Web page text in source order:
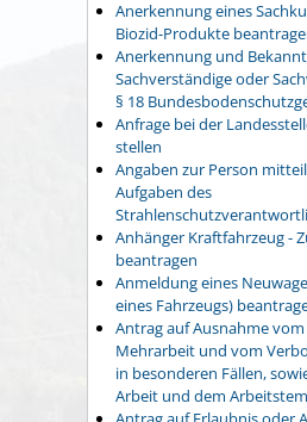
Anerkennung eines
Biozid-Produkte
Anerkennung und
Sachverständige oder
§ 18
Anfrage bei der
stellen
Angaben zur Person
Aufgaben des
Anhänger Kraftfahrzeug -
beantragen
Anmeldung eines
eines Fahrzeugs)
Antrag auf Ausnahme
Mehrarbeit und vom
in besonderen Fällen,
Arbeit und dem